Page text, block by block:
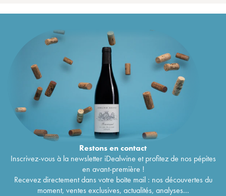
Restons encontact
Inscrivez-vous à la newsletter iDealwine et profitez de nos pépites
en avant-première !
Recevez directement dans votre boîte mail : nos découvertes du
moment, ventes exclusives, actualités, analyses...